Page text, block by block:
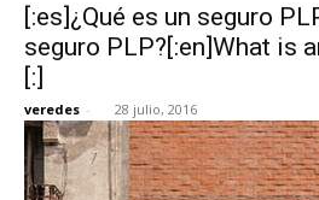
[:es]¿Qué es un seguro
seguro PLP?[:en]What is
[:]
veredes - 28 julio, 2016